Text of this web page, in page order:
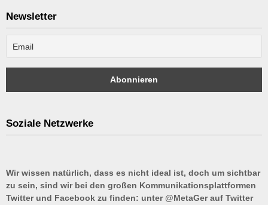
Newsletter
Soziale Netzwerke
Wir wissen natürlich, dass es nicht ideal ist, doch um sichtbar
zu sein, sind wir bei den großen Kommunikationsplattformen
Twitter und Facebook zu finden: unter @MetaGer auf Twitter